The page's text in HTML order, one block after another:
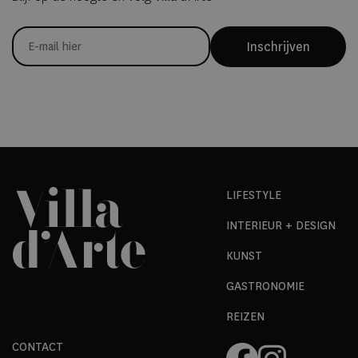
Inschrijven
LIFESTYLE
INTERIEUR + DESIGN
KUNST
GASTRONOMIE
REIZEN
CONTACT